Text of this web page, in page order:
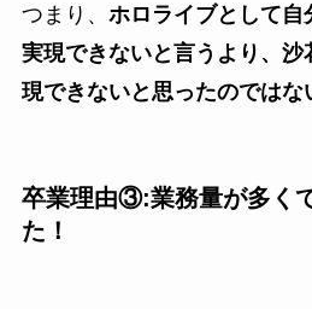
つまり、 ホロライブとして
実現できないと言うより、沙
現できないと思ったのではな
卒業理由③:業務量が多く
た！